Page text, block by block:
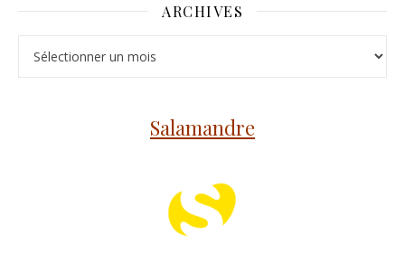
ARCHIVES
Salamandre